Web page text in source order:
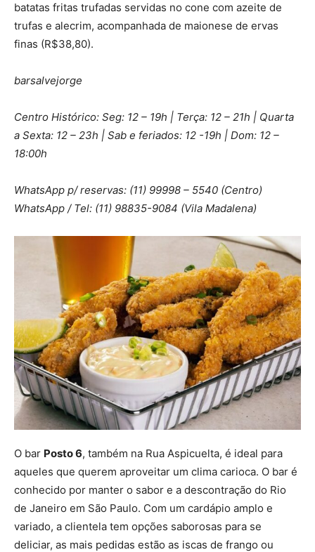
batatas fritas trufadas servidas no cone com azeite de
trufas e alecrim, acompanhada de maionese de ervas
finas (R$38,80).
barsalvejorge
Centro Histórico: Seg: 12 – 19h | Terça: 12 – 21h | Quarta
a Sexta: 12 – 23h | Sab e feriados: 12 -19h | Dom: 12 –
18:00h
WhatsApp p/ reservas: (11) 99998 – 5540 (Centro)
WhatsApp / Tel: (11) 98835-9084 (Vila Madalena)
O bar Posto 6, também na Rua Aspicuelta, é ideal para
aqueles que querem aproveitar um clima carioca. O bar é
conhecido por manter o sabor e a descontração do Rio
de Janeiro em São Paulo. Com um cardápio amplo e
variado, a clientela tem opções saborosas para se
deliciar, as mais pedidas estão as iscas de frango ou